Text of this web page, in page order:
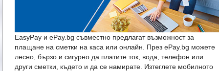
EasyPay и ePay.bg съвместно предлагат възможност за
плащане на сметки на каса или онлайн. През ePay.bg можете
лесно, бързо и сигурно да платите ток, вода, телефон или
други сметки, където и да се намирате. Изтеглете мобилното